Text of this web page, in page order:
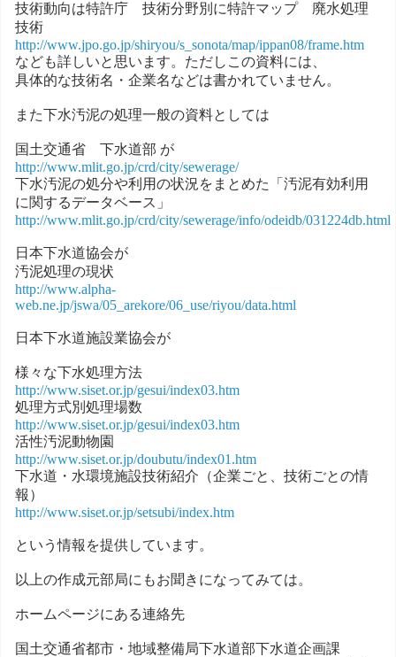
技術動向は特許庁 技術分野別に特許マップ 廃水処理
技術
http://www.jpo.go.jp/shiryou/s_sonota/map/ippan08/frame.htm
なども詳しいと思います。ただしこの資料には、
具体的な技術名・企業名などは書かれていません。
また下水汚泥の処理一般の資料としては
国土交通省 下水道部 が
http://www.mlit.go.jp/crd/city/sewerage/
下水汚泥の処分や利用の状況をまとめた「汚泥有効利用
に関するデータベース」
http://www.mlit.go.jp/crd/city/sewerage/info/odeidb/031224db.html
日本下水道協会が
汚泥処理の現状
http://www.alpha-
web.ne.jp/jswa/05_arekore/06_use/riyou/data.html
日本下水道施設業協会が
様々な下水処理方法
http://www.siset.or.jp/gesui/index03.htm
処理方式別処理場数
http://www.siset.or.jp/gesui/index03.htm
活性汚泥動物園
http://www.siset.or.jp/doubutu/index01.htm
下水道・水環境施設技術紹介（企業ごと、技術ごとの情
報）
http://www.siset.or.jp/setsubi/index.htm
という情報を提供しています。
以上の作成元部局にもお聞きになってみては。
ホームページにある連絡先
国土交通省都市・地域整備局下水道部下水道企画課